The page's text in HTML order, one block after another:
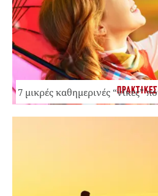
ΠΡΑΚΤΙΚΕΣ
7 μικρές καθημερινές “νίκες”